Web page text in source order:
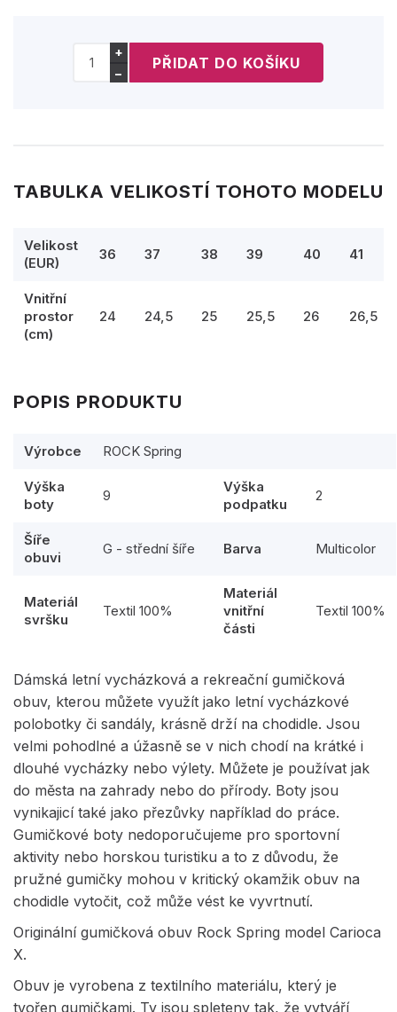
+
−
TABULKA VELIKOSTÍ TOHOTO MODELU
Velikost
(EUR)
36 37 38 39 40 41
Vnitřní
prostor
(cm)
24 24,5 25 25,5 26 26,5
POPIS PRODUKTU
Výrobce ROCK Spring
Výška
boty
9
Výška
podpatku
2
Šíře
obuvi
G - střední šíře Barva Multicolor
Materiál
svršku
Textil 100%
Materiál
vnitřní
části
Textil 100%
Dámská letní vycházková a rekreační gumičková
obuv, kterou můžete využít jako letní vycházkové
polobotky či sandály, krásně drží na chodidle. Jsou
velmi pohodlné a úžasně se v nich chodí na krátké i
dlouhé vycházky nebo výlety. Můžete je používat jak
do města na zahrady nebo do přírody. Boty jsou
vynikajicí také jako přezůvky například do práce.
Gumičkové boty nedoporučujeme pro sportovní
aktivity nebo horskou turistiku a to z důvodu, že
pružné gumičky mohou v kritický okamžik obuv na
chodidle vytočit, což může vést ke vyvrtnutí.
Originální gumičková obuv Rock Spring model Carioca
X.
Obuv je vyrobena z textilního materiálu, který je
tvořen gumičkami. Ty jsou spleteny tak, že vytváří